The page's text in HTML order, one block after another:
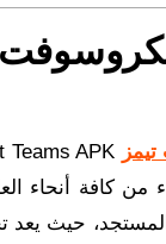
من كافة أنحاء